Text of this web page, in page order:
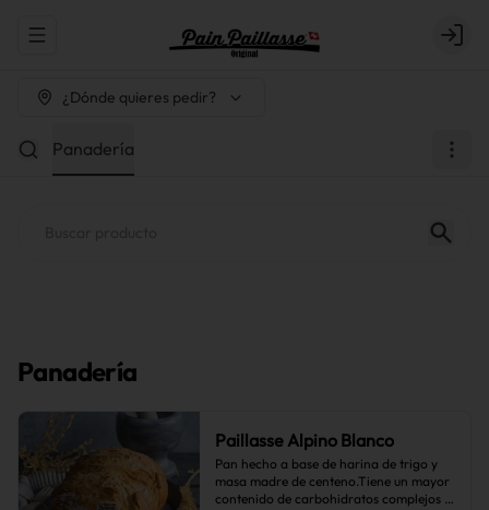
Abrir menu de navegación Login
¿Dónde quieres pedir?
Panadería
Panadería
Paillasse Alpino Blanco
Pan hecho a base de harina de trigo y
masa madre de centeno.Tiene un mayor
contenido de carbohidratos complejos